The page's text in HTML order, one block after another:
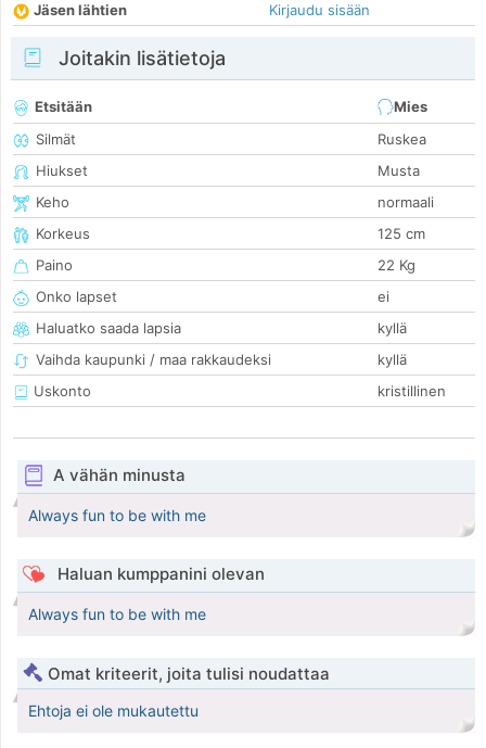
Jäsen lähtien
Kirjaudu sisään
Joitakin lisätietoja
Etsitään
Mies
Silmät
Ruskea
Hiukset
Musta
Keho
normaali
Korkeus
125 cm
Paino
22 Kg
Onko lapset
ei
Haluatko saada lapsia
kyllä
Vaihda kaupunki / maa rakkaudeksi
kyllä
Uskonto
kristillinen
A vähän minusta
Always fun to be with me
Haluan kumppanini olevan
Always fun to be with me
Omat kriteerit, joita tulisi noudattaa
Ehtoja ei ole mukautettu